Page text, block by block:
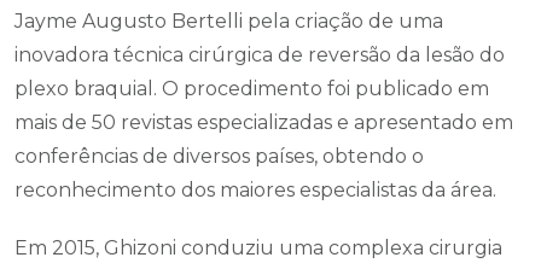
Jayme Augusto Bertelli pela criação de uma
inovadora técnica cirúrgica de reversão da lesão do
plexo braquial. O procedimento foi publicado em
mais de 50 revistas especializadas e apresentado em
conferências de diversos países, obtendo o
reconhecimento dos maiores especialistas da área.
Em 2015, Ghizoni conduziu uma complexa cirurgia